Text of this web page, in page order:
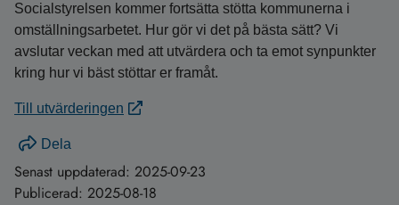
Socialstyrelsen kommer fortsätta stötta kommunerna i
omställningsarbetet. Hur gör vi det på bästa sätt? Vi
avslutar veckan med att utvärdera och ta emot synpunkter
kring hur vi bäst stöttar er framåt.
Till utvärderingen
Dela
Senast uppdaterad: 2025-09-23
Publicerad: 2025-08-18